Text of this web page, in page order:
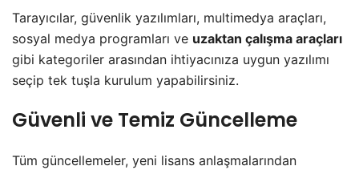
Tarayıcılar, güvenlik yazılımları, multimedya araçları,
sosyal medya programları ve uzaktan çalışma araçları
gibi kategoriler arasından ihtiyacınıza uygun yazılımı
seçip tek tuşla kurulum yapabilirsiniz.
Güvenli ve Temiz Güncelleme
Tüm güncellemeler, yeni lisans anlaşmalarından